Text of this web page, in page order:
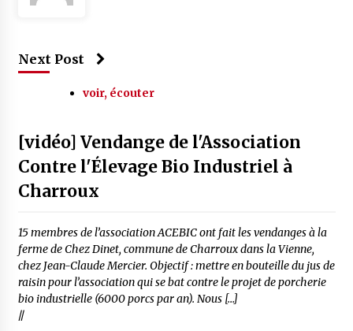
Next Post
voir, écouter
[vidéo] Vendange de l'Association
Contre l'Élevage Bio Industriel à
Charroux
15 membres de l’association ACEBIC ont fait les vendanges à la
ferme de Chez Dinet, commune de Charroux dans la Vienne,
chez Jean-Claude Mercier. Objectif : mettre en bouteille du jus de
raisin pour l’association qui se bat contre le projet de porcherie
bio industrielle (6000 porcs par an). Nous […]
//